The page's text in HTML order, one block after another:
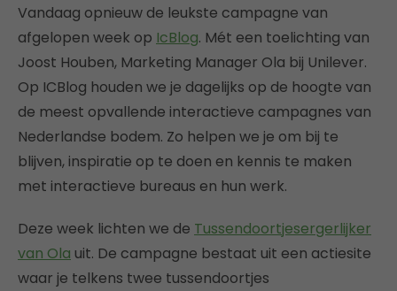
Vandaag opnieuw de leukste campagne van
afgelopen week op IcBlog. Mét een toelichting van
Joost Houben, Marketing Manager Ola bij Unilever.
Op ICBlog houden we je dagelijks op de hoogte van
de meest opvallende interactieve campagnes van
Nederlandse bodem. Zo helpen we je om bij te
blijven, inspiratie op te doen en kennis te maken
met interactieve bureaus en hun werk.
Deze week lichten we de Tussendoortjesergerlijker
van Ola uit. De campagne bestaat uit een actiesite
waar je telkens twee tussendoortjes